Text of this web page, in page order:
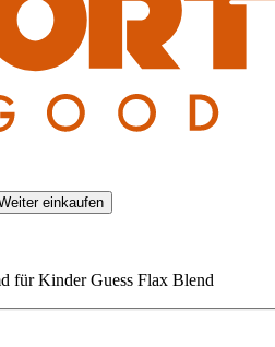
einkaufen
für Kinder Guess Flax Blend